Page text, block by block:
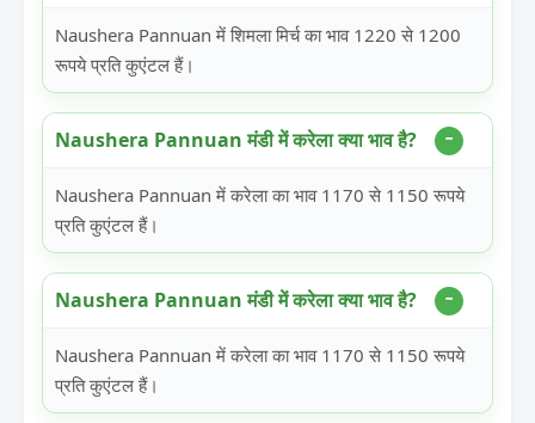
Naushera Pannuan में शिमला मिर्च का भाव 1220 से 1200
रूपये प्रति कुएंटल हैं।
Naushera Pannuan मंडी में करेला क्या भाव है?
Naushera Pannuan में करेला का भाव 1170 से 1150 रूपये
प्रति कुएंटल हैं।
Naushera Pannuan मंडी में करेला क्या भाव है?
Naushera Pannuan में करेला का भाव 1170 से 1150 रूपये
प्रति कुएंटल हैं।